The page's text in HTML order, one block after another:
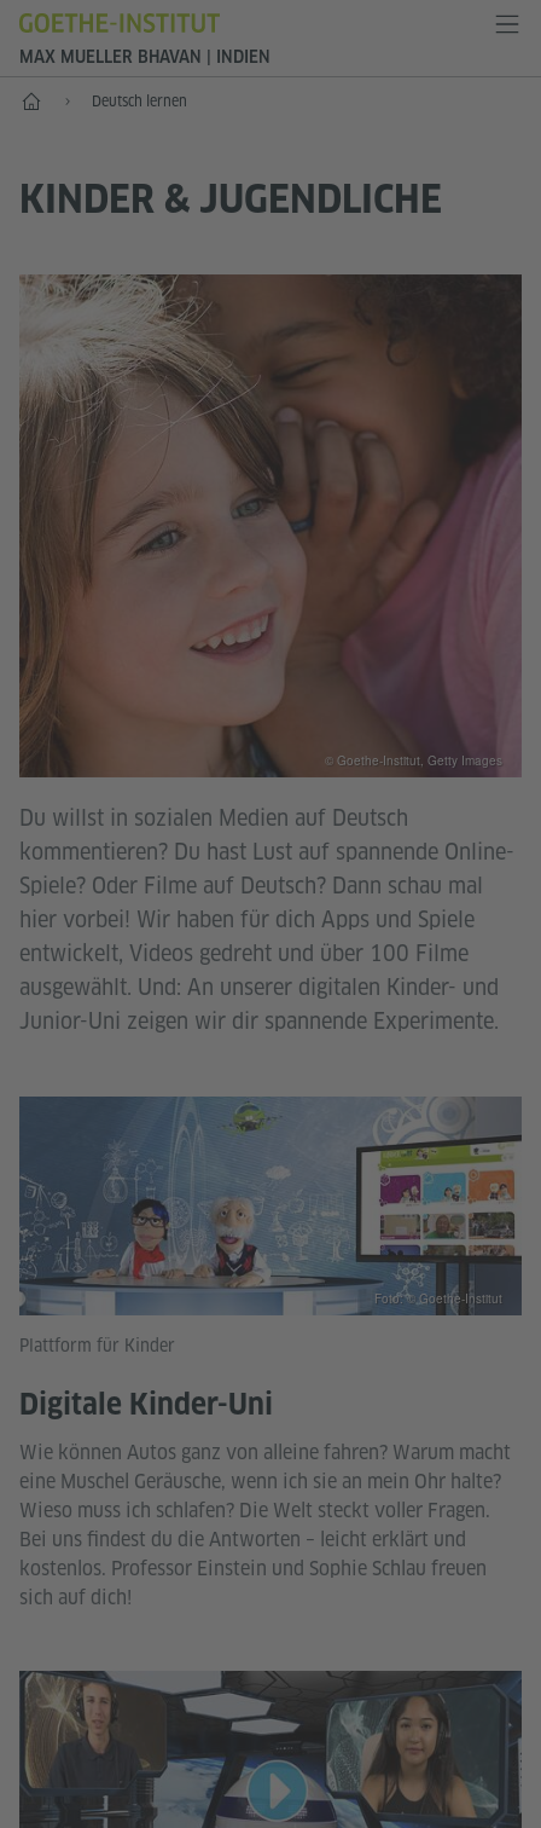
MAX MUELLER BHAVAN | INDIEN
Start Deutsch lernen
KINDER & JUGENDLICHE
Du willst in sozialen Medien auf Deutsch
kommentieren? Du hast Lust auf spannende Online-
Spiele? Oder Filme auf Deutsch? Dann schau mal
hier vorbei! Wir haben für dich Apps und Spiele
entwickelt, Videos gedreht und über 100 Filme
ausgewählt. Und: An unserer digitalen Kinder- und
Junior-Uni zeigen wir dir spannende Experimente.
© Goethe-Institut, Getty Images
Plattform für Kinder
Digitale Kinder-Uni
Wie können Autos ganz von alleine fahren? Warum macht
eine Muschel Geräusche, wenn ich sie an mein Ohr halte?
Wieso muss ich schlafen? Die Welt steckt voller Fragen.
Bei uns findest du die Antworten – leicht erklärt und
kostenlos. Professor Einstein und Sophie Schlau freuen
sich auf dich!
Foto: © Goethe-Institut